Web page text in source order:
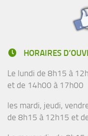
HORAIRES
Le lundi de 8h15 à
et de 14h00 à 17h00
les mardi, jeudi,
de 8h15 à 12h15 et